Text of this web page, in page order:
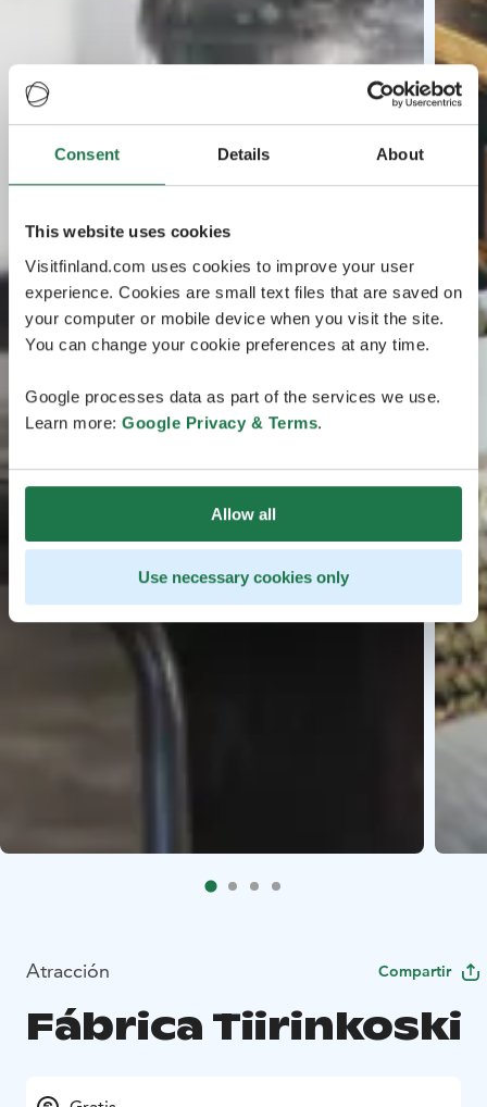
Consent Details About
This website uses cookies
Visitfinland.com uses cookies to improve your user
experience. Cookies are small text files that are saved on
your computer or mobile device when you visit the site.
You can change your cookie preferences at any time.
Google processes data as part of the services we use.
Learn more: Google Privacy & Terms.
Allow all
Use necessary cookies only
Atracción Compartir
Fábrica Tiirinkoski